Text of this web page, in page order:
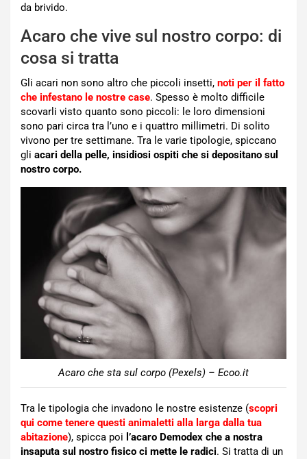
da brivido.
Acaro che vive sul nostro corpo: di
cosa si tratta
Gli acari non sono altro che piccoli insetti, noti per il fatto
che infestano le nostre case. Spesso è molto difficile
scovarli visto quanto sono piccoli: le loro dimensioni
sono pari circa tra l’uno e i quattro millimetri. Di solito
vivono per tre settimane. Tra le varie tipologie, spiccano
gli acari della pelle, insidiosi ospiti che si depositano sul
nostro corpo.
Acaro che sta sul corpo (Pexels) – Ecoo.it
Tra le tipologia che invadono le nostre esistenze (scopri
qui come tenere questi animaletti alla larga dalla tua
abitazione), spicca poi l’acaro Demodex che a nostra
insaputa sul nostro fisico ci mette le radici. Si tratta di un